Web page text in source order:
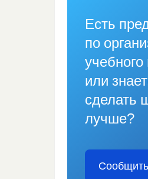
Есть
по
или
сделать
лучше?